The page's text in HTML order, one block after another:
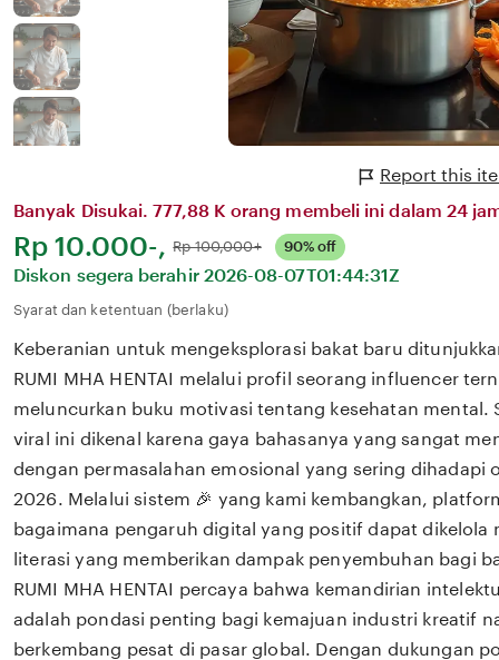
Report this
Banyak Disukai. 777,88 K orang membeli ini dalam 24
Harga:
Rp 10.000-, Normal:
Rp 100,000+ 90% off
Diskon segera berahir 2026-08-07T01:44:31Z
Syarat dan ketentuan (berlaku)
Keberanian untuk mengeksplorasi bakat baru
RUMI MHA HENTAI melalui profil seorang influencer
meluncurkan buku motivasi tentang kesehatan mental.
viral ini dikenal karena gaya bahasanya yang sangat
dengan permasalahan emosional yang sering dihadapi
2026. Melalui sistem 🎉 yang kami kembangkan,
bagaimana pengaruh digital yang positif dapat dikelola
literasi yang memberikan dampak penyembuhan bagi
RUMI MHA HENTAI percaya bahwa kemandirian
adalah pondasi penting bagi kemajuan industri kreatif
berkembang pesat di pasar global. Dengan dukungan